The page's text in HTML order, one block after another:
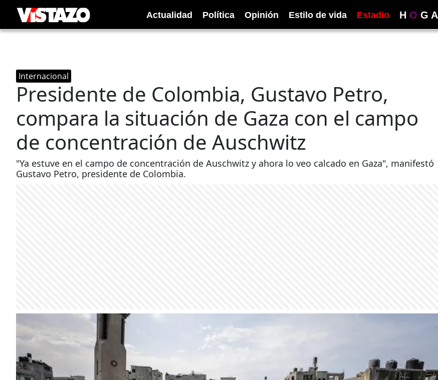
Actualidad Política Opinión Estilo de vida Estadio H O G A
Internacional
Presidente de Colombia, Gustavo Petro,
compara la situación de Gaza con el campo
de concentración de Auschwitz
"Ya estuve en el campo de concentración de Auschwitz y ahora lo veo calcado en Gaza", manifestó
Gustavo Petro, presidente de Colombia.